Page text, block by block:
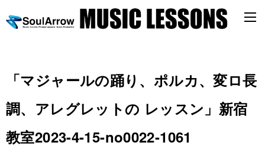
「マジャールの踊り、ポルカ、変ロ長
調、アレグレットの レッスン」新宿
教室2023-4-15-no0022-1061